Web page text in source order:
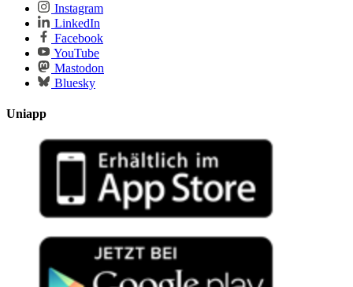
Instagram
LinkedIn
Facebook
YouTube
Mastodon
Bluesky
Uniapp